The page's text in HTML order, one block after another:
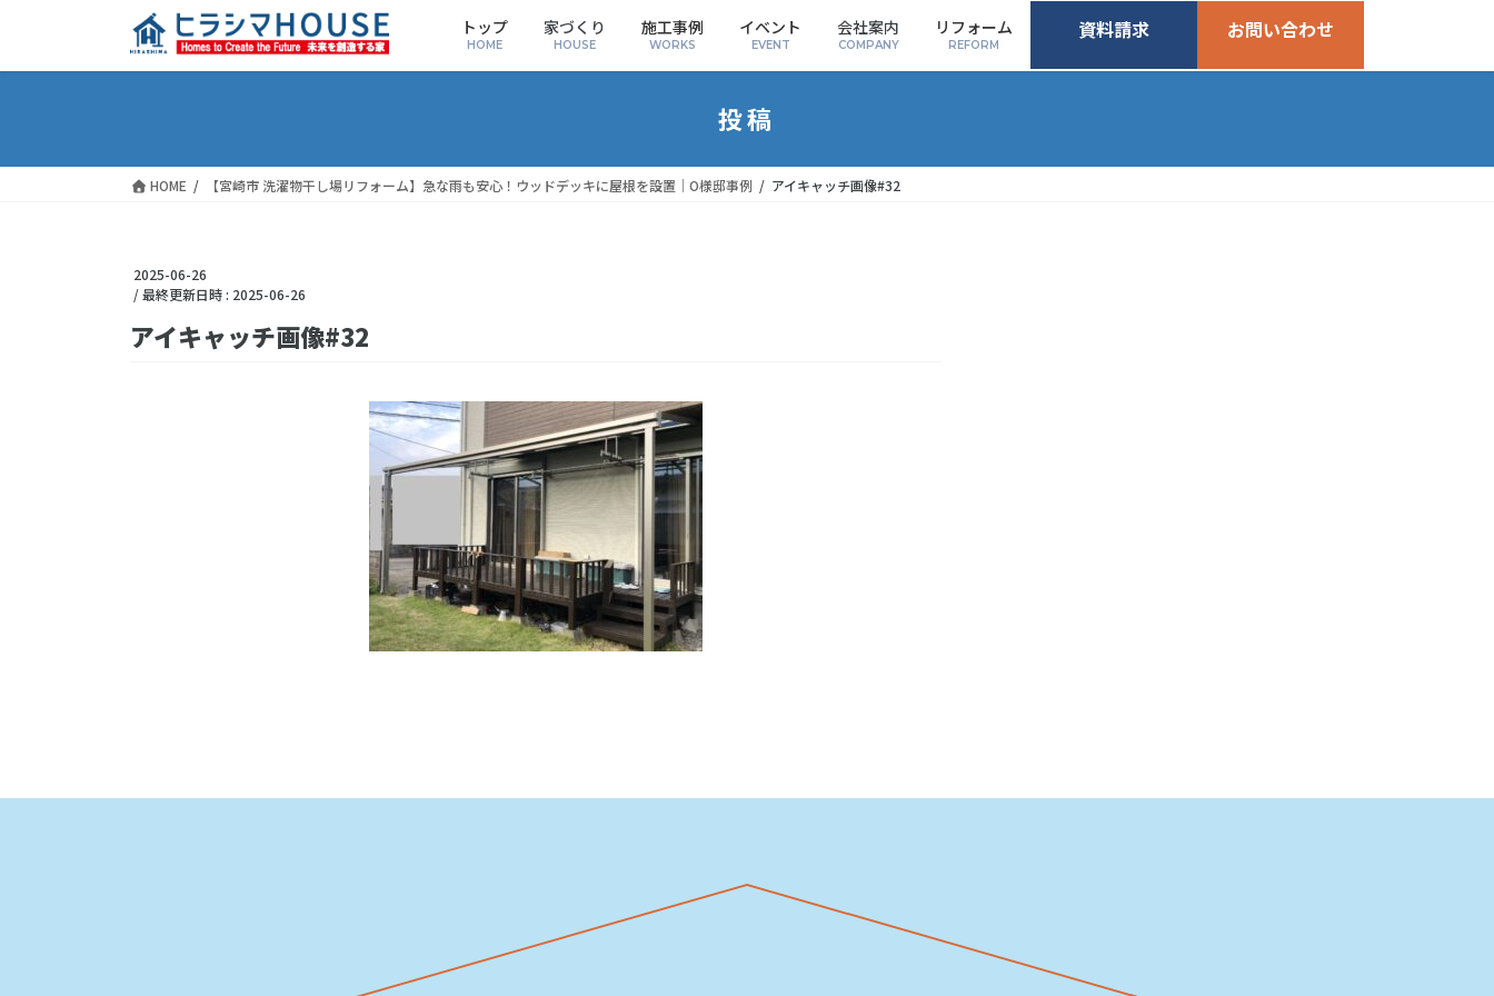
トップ
HOME
家づくり
HOUSE
施工事例
WORKS
イベント
EVENT
会社案内
COMPANY
リフォーム
REFORM
資料請求 お問い合わせ
投稿
HOME 【宮崎市 洗濯物干し場リフォーム】急な雨も安心！ウッドデッキに屋根を設置｜O様邸事例 アイキャッチ画像#32
2025-06-26
/ 最終更新日時 : 2025-06-26
アイキャッチ画像#32